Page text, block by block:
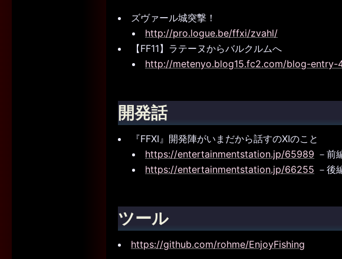
ズヴァール城突撃！
http://pro.logue.be/ffxi/zvahl/
【FF11】ラテーヌからバルクルムへ
http://metenyo.blog15.fc2.com/blog-entry-
開発話
『FFXI』開発陣がいまだから話すのXIのこと
https://entertainmentstation.jp/65989 －前
https://entertainmentstation.jp/66255 －後
ツール
https://github.com/rohme/EnjoyFishing